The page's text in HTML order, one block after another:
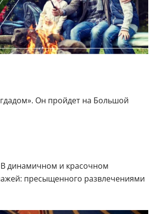
Он пройдет на Большой
В динамичном и красочном
пресыщенного развлечениями